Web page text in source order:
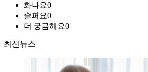
화나요0
슬퍼요0
더 궁금해요0
최신뉴스